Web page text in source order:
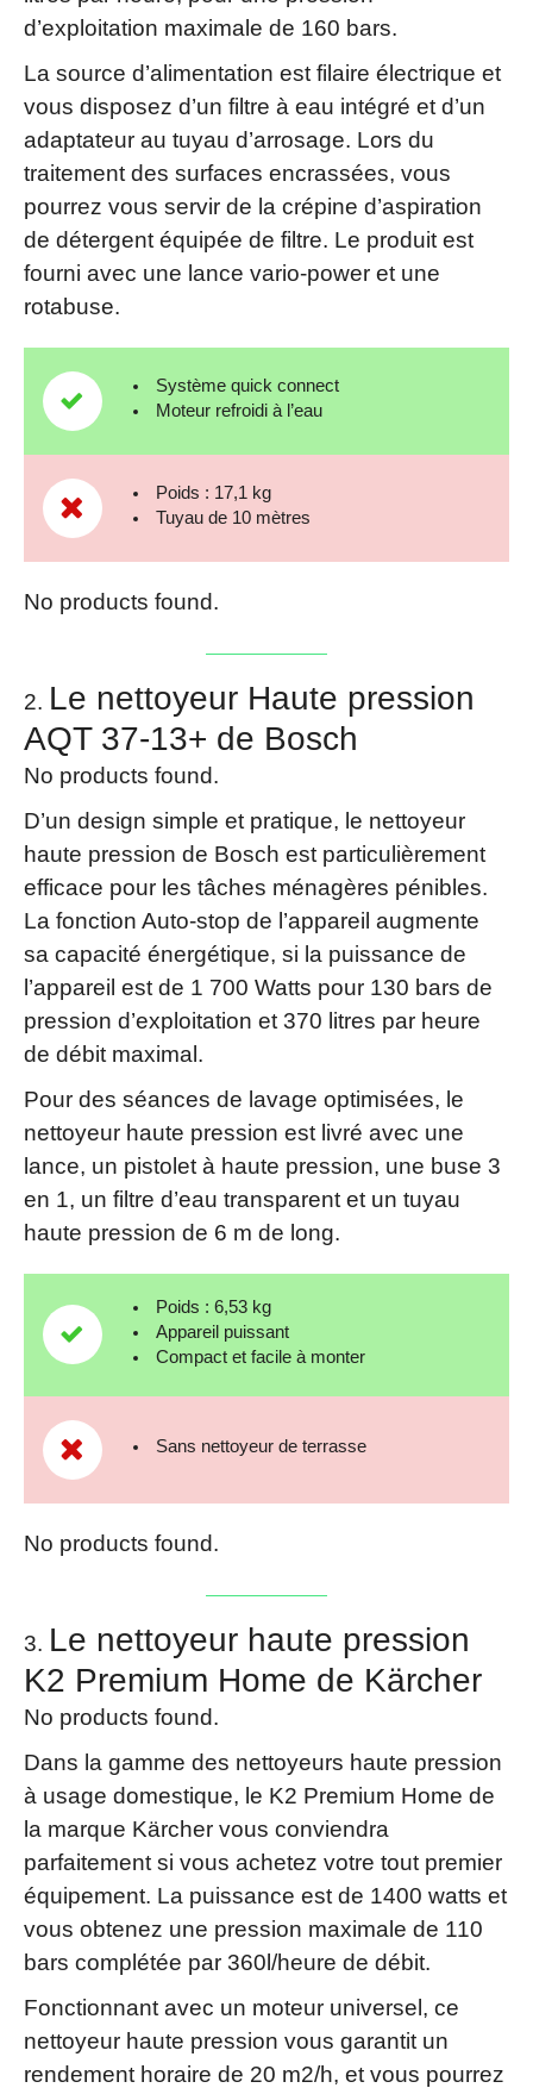
d’exploitation maximale de 160 bars.
La source d’alimentation est filaire électrique et
vous disposez d’un filtre à eau intégré et d’un
adaptateur au tuyau d’arrosage. Lors du
traitement des surfaces encrassées, vous
pourrez vous servir de la crépine d’aspiration
de détergent équipée de filtre. Le produit est
fourni avec une lance vario-power et une
rotabuse.
Système quick connect
Moteur refroidi à l’eau
Poids : 17,1 kg
Tuyau de 10 mètres
No products found.
Le nettoyeur Haute pression
AQT 37-13+ de Bosch
No products found.
D’un design simple et pratique, le nettoyeur
haute pression de Bosch est particulièrement
efficace pour les tâches ménagères pénibles.
La fonction Auto-stop de l’appareil augmente
sa capacité énergétique, si la puissance de
l’appareil est de 1 700 Watts pour 130 bars de
pression d’exploitation et 370 litres par heure
de débit maximal.
Pour des séances de lavage optimisées, le
nettoyeur haute pression est livré avec une
lance, un pistolet à haute pression, une buse 3
en 1, un filtre d’eau transparent et un tuyau
haute pression de 6 m de long.
Poids : 6,53 kg
Appareil puissant
Compact et facile à monter
Sans nettoyeur de terrasse
No products found.
Le nettoyeur haute pression
K2 Premium Home de Kärcher
No products found.
Dans la gamme des nettoyeurs haute pression
à usage domestique, le K2 Premium Home de
la marque Kärcher vous conviendra
parfaitement si vous achetez votre tout premier
équipement. La puissance est de 1400 watts et
vous obtenez une pression maximale de 110
bars complétée par 360l/heure de débit.
Fonctionnant avec un moteur universel, ce
nettoyeur haute pression vous garantit un
rendement horaire de 20 m2/h, et vous pourrez